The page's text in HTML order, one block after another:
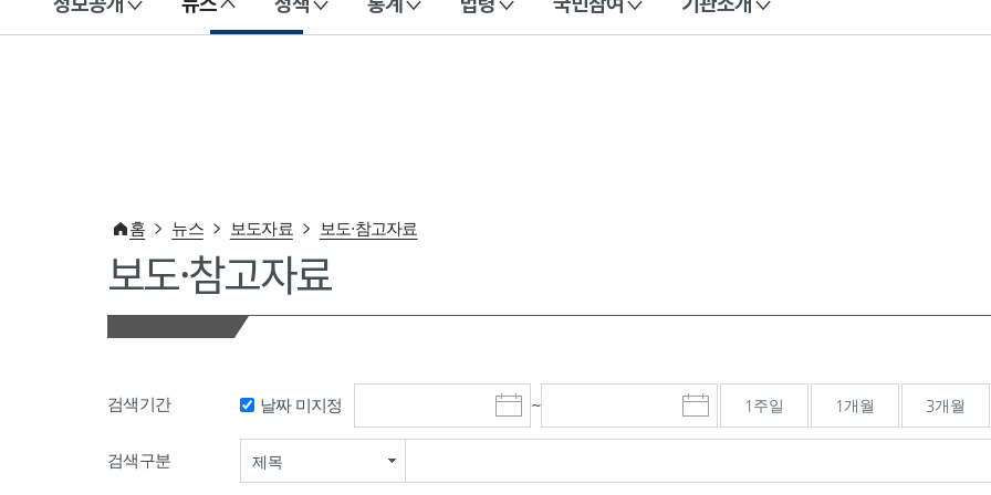
이 누리집은 대한민국 공식 전자정부 누리집입니다.
홈 뉴스 보도자료 보도·참고자료
보도·참고자료
검색기간 날짜 미지정
시
작
~
종
료
1주일 1개월 3개월
검색구분 제목